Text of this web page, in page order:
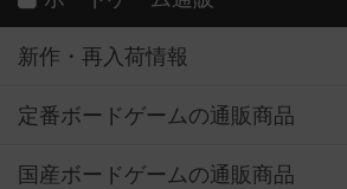
新作・再入荷情報
定番ボードゲームの通販商品
国産ボードゲームの通販商品